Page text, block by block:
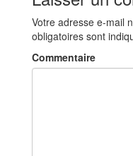
Votre adresse e-mail
obligatoires sont
Commentaire